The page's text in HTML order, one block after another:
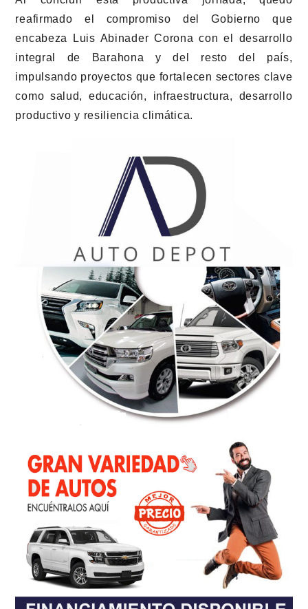
reafirmado el compromiso del Gobierno que
encabeza Luis Abinader Corona con el desarrollo
integral de Barahona y del resto del país,
impulsando proyectos que fortalecen sectores clave
como salud, educación, infraestructura, desarrollo
productivo y resiliencia climática.